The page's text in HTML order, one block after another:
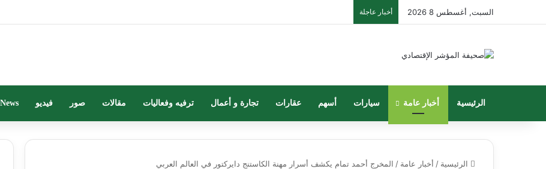
السبت, أغسطس 8 2026 أخبار عاجلة
الرئيسية أخبار عامة سيارات أسهم عقارات تجارة و أعمال ترفيه وفعاليات مقالات صور فيديو
الرئيسية / أخبار عامة / المخرج أحمد تمام يكشف أسرار مهنة الكاستنج دايركتور في العالم العربي